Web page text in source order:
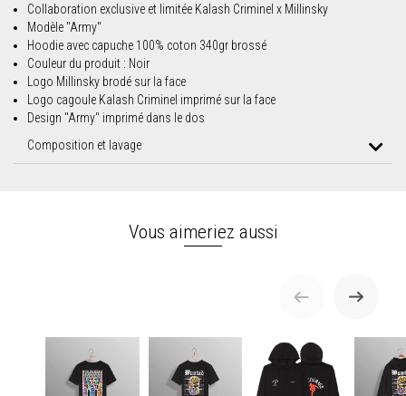
Collaboration exclusive et limitée Kalash Criminel x Millinsky
Modèle "Army"
Hoodie avec capuche 100% coton 340gr brossé
Couleur du produit : Noir
Logo Millinsky brodé sur la face
Logo cagoule Kalash Criminel imprimé sur la face
Design "Army" imprimé dans le dos
Composition et lavage
Vous aimeriez aussi